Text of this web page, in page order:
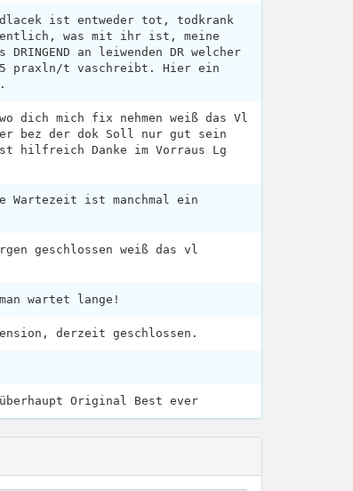
ist entweder tot, todkrank
was mit ihr ist, meine
an leiwenden DR welcher
5 praxln/t vaschreibt. Hier ein
dich mich fix nehmen weiß das Vl
bez der dok Soll nur gut sein
hilfreich Danke im Vorraus Lg
Wartezeit ist manchmal ein
geschlossen weiß das vl
wartet lange!
derzeit geschlossen.
Original Best ever